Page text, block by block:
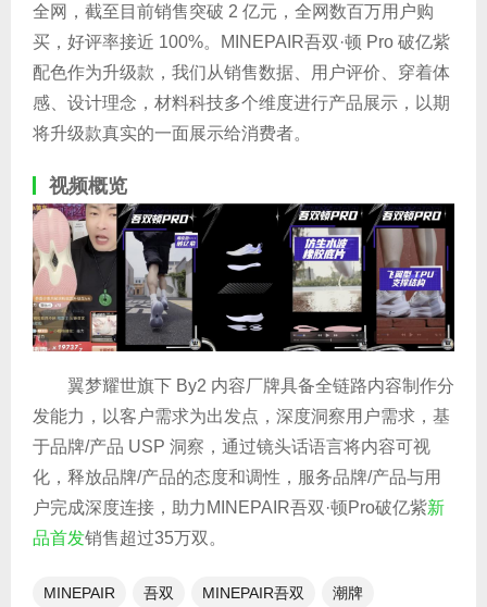
全网，截至目前销售突破 2 亿元，全网数百万用户购
买，好评率接近 100%。MINEPAIR吾双·顿 Pro 破亿紫
配色作为升级款，我们从销售数据、用户评价、穿着体
感、设计理念，材料科技多个维度进行产品展示，以期
将升级款真实的一面展示给消费者。
视频概览
翼梦耀世旗下 By2 内容厂牌具备全链路内容制作分
发能力，以客户需求为出发点，深度洞察用户需求，基
于品牌/产品 USP 洞察，通过镜头话语言将内容可视
化，释放品牌/产品的态度和调性，服务品牌/产品与用
户完成深度连接，助力MINEPAIR吾双·顿Pro破亿紫新
品首发销售超过35万双。
MINEPAIR 吾双 MINEPAIR吾双 潮牌